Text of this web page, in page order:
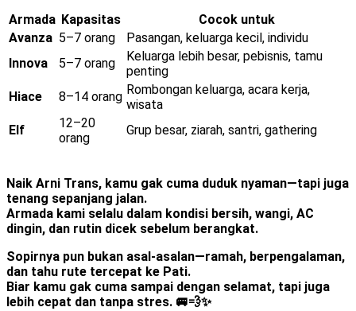
Armada Kapasitas
Cocok untuk
Avanza 5–7 orang
Pasangan, keluarga kecil, individu
Innova
5–7 orang
Keluarga lebih besar, pebisnis, tamu
penting
Hiace
8–14 orang Rombongan keluarga, acara kerja,
wisata
Elf
12–20
orang
Grup besar, ziarah, santri, gathering
Naik Arni Trans, kamu gak cuma duduk nyaman—tapi juga
tenang sepanjang jalan.
Armada kami selalu dalam kondisi bersih, wangi, AC
dingin, dan rutin dicek sebelum berangkat.
Sopirnya pun bukan asal-asalan—ramah, berpengalaman,
dan tahu rute tercepat ke Pati.
Biar kamu gak cuma sampai dengan selamat, tapi juga
lebih cepat dan tanpa stres. 🚐💨✨